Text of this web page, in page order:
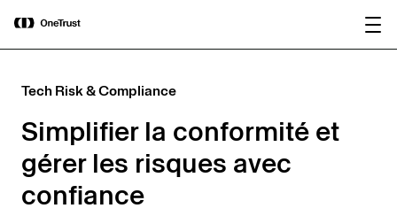
OneTrust nommée « Visionnaire »
dans le Magic Quadrant™ 2026 de
Gartner® pour les plateformes de
Tech Risk & Compliance
Simplifier la conformité et
gérer les risques avec
confiance